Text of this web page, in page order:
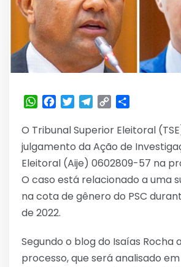
WhatsApp
Facebook
TwitterTelegram
Copy
O Tribunal Superior Eleitoral
julgamento da Ação de
Eleitoral (Aije) 0602809-57 na
O caso está relacionado a uma
na cota de gênero do PSC
de 2022.
Segundo o blog do Isaías Rocha
processo, que será analisado